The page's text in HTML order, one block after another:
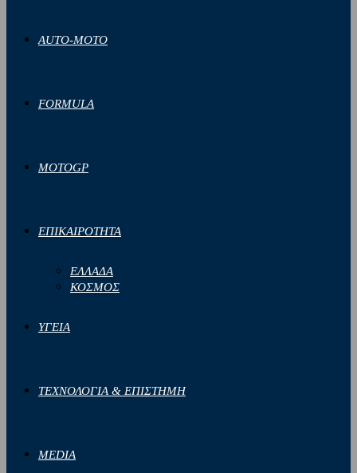
AUTO-MOTO
FORMULA
MOTOGP
ΕΠΙΚΑΙΡΟΤΗΤΑ
ΕΛΛΑΔΑ
ΚΟΣΜΟΣ
ΥΓΕΙΑ
ΤΕΧΝΟΛΟΓΙΑ & ΕΠΙΣΤΗΜΗ
MEDIA